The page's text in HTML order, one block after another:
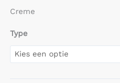
Creme
Type